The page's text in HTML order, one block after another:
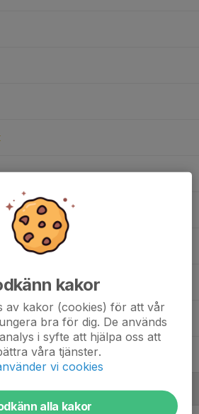
kakor
av kakor (cookies) för att vår
bra för dig. De används
i syfte att hjälpa oss att
våra tjänster.
vi cookies
alla kakor